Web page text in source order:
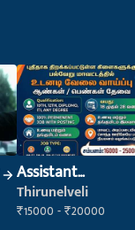
Assistant
Manager
Thirunelveli
₹15000 - ₹20000